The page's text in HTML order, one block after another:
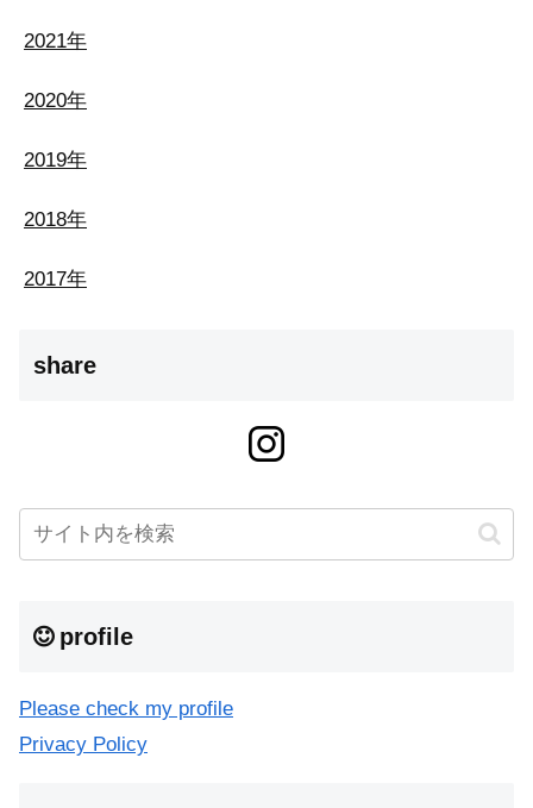
2021年
2020年
2019年
2018年
2017年
share
profile
Please check my profile
Privacy Policy